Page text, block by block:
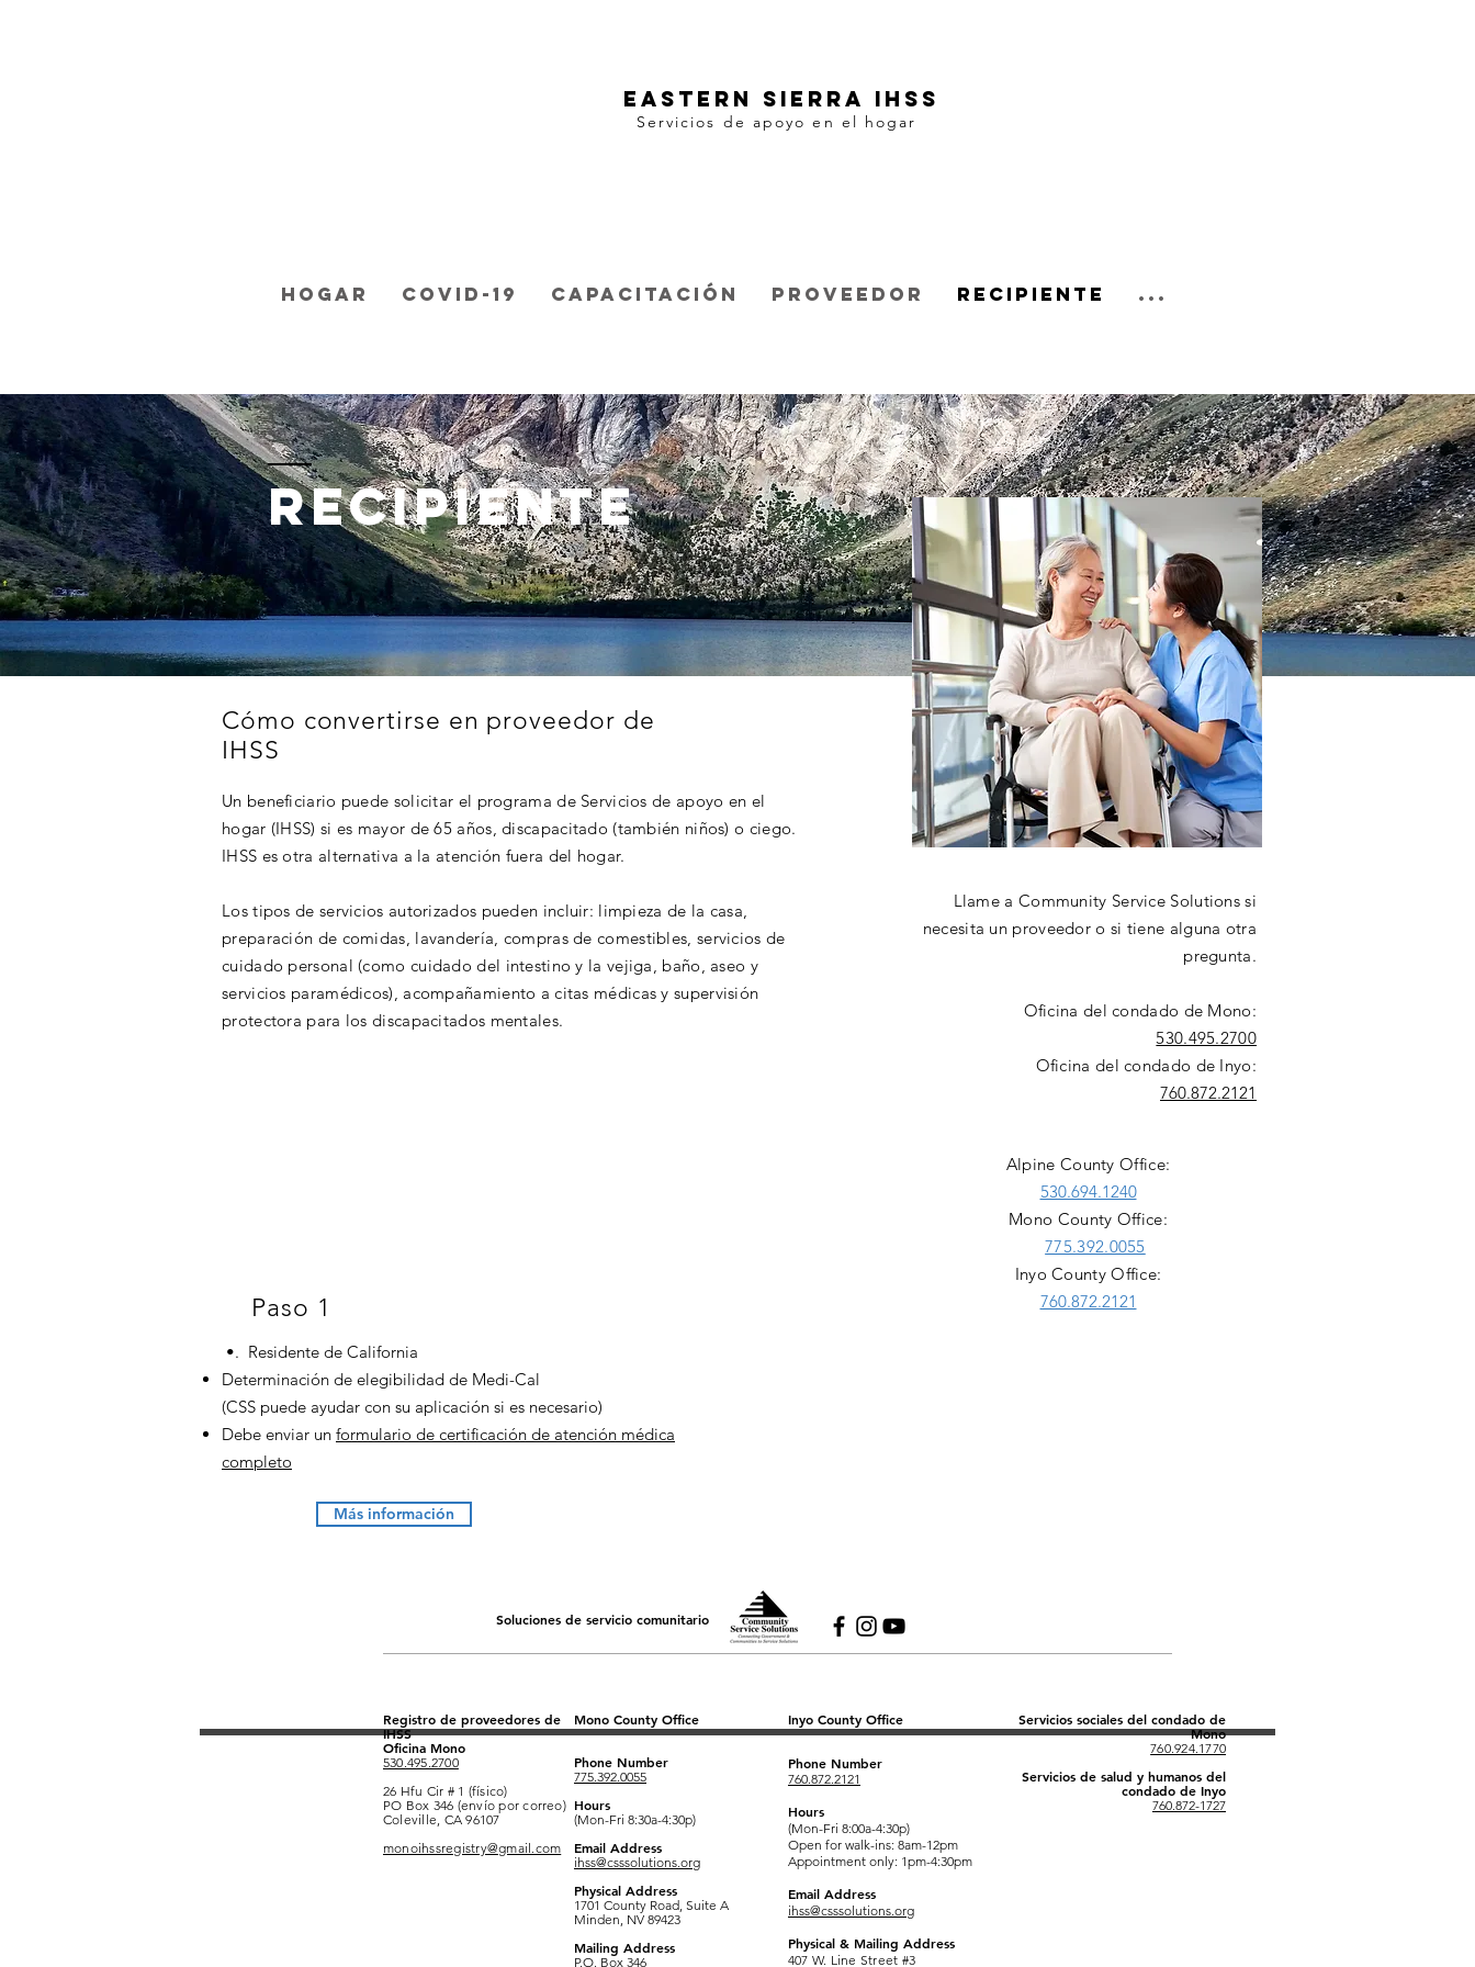
Eastern Sierra IHSS
Servicios de apoyo en el hogar
Hogar COVID-19 Capacitación Proveedor Recipiente ...
Recipiente
Cómo convertirse en proveedor de
IHSS
Un beneficiario puede solicitar el programa de Servicios de apoyo en el
hogar (IHSS) si es mayor de 65 años, discapacitado (también niños) o ciego.
IHSS es otra alternativa a la atención fuera del hogar.
Los tipos de servicios autorizados pueden incluir: limpieza de la casa,
preparación de comidas, lavandería, compras de comestibles, servicios de
cuidado personal (como cuidado del intestino y la vejiga, baño, aseo y
servicios paramédicos), acompañamiento a citas médicas y supervisión
protectora para los discapacitados mentales.
Paso 1
Llame a Community Service Solutions si
necesita un proveedor o si tiene alguna otra
pregunta.
Oficina del condado de Mono:
530.495.2700
Oficina del condado de Inyo:
760.872.2121
Alpine County Office:
530.694.1240
Mono County Office:
775.392.0055
Inyo County Office:
760.872.2121
•. Residente de California
Determinación de elegibilidad de Medi-Cal
(CSS puede ayudar con su aplicación si es necesario)
Debe enviar un formulario de certificación de atención médica
completo
Más información
Soluciones de servicio comunitario
Registro de proveedores de
IHSS
Oficina Mono
530.495.2700
26 Hfu Cir # 1 (físico)
PO Box 346 (envío por correo)
Coleville, CA 96107
monoihssregistry@gmail.com
Mono County Office
Phone Number
775.392.0055
Hours
(Mon-Fri 8:30a-4:30p)
Email Address
ihss@csssolutions.org
Physical Address
1701 County Road, Suite A
Minden, NV 89423
Mailing Address
P.O. Box 346
Servicios sociales del condado de
Mono
760.924.1770
Servicios de salud y humanos del
condado de Inyo
760.872-1727
Inyo County Office
Phone Number
760.872.2121
Hours
(Mon-Fri 8:00a-4:30p)
Open for walk-ins: 8am-12pm
Appointment only: 1pm-4:30pm
Email Address
ihss@csssolutions.org
Physical & Mailing Address
407 W. Line Street #3